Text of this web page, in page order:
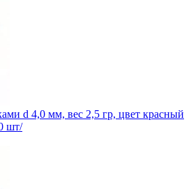
d 4,0 мм, вес 2,5 гр, цвет красный
шт/